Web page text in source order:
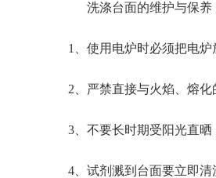
洗涤台面的维护与保养
1、使用电炉时必须把电炉
2、严禁直接与火焰、熔
3、不要长时期受阳光直晒
4、试剂溅到台面要立即清洗